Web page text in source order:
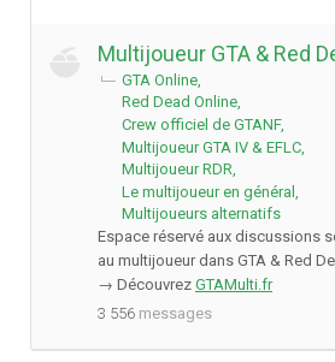
Multijoueur GTA & Red
GTA Online
Red Dead Online
Crew officiel de GTANF
Multijoueur GTA IV & EFLC
Multijoueur RDR
Le multijoueur en général
Multijoueurs alternatifs
Espace réservé aux discussions
au multijoueur dans GTA & Red
→ Découvrez GTAMulti.fr
3 556 messages